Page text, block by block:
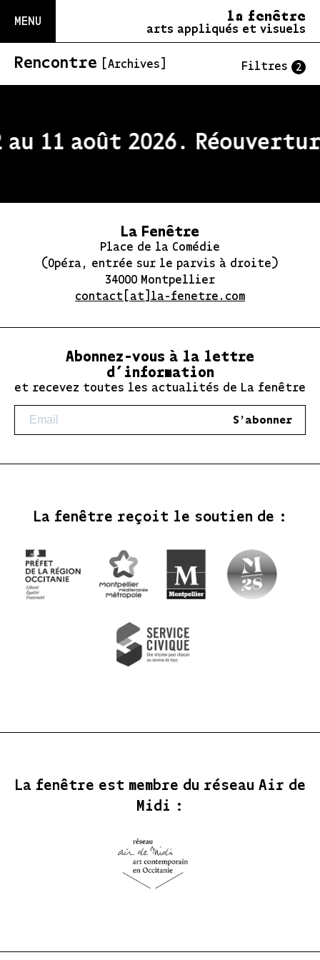
MENU la fenêtre
arts appliqués et visuels
Rencontre [Archives] Filtres 2
11 août 2026.
La Fenêtre
Place de la Comédie
(Opéra, entrée sur le parvis à droite)
34000 Montpellier
contact[at]la-fenetre.com
Abonnez-vous à la lettre
d’information
et recevez toutes les actualités de La fenêtre
S'abonner
La fenêtre reçoit le soutien de :
La fenêtre est membre du réseau Air de
Midi :